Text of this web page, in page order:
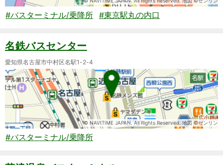
#バスターミナル/乗降所 #東京駅丸の内口
名鉄バスセンター
愛知県名古屋市中村区名駅1-2-4
© NAVITIME JAPAN. All Rights Reserved. 地図 ©ゼンリン
#バスターミナル/乗降所